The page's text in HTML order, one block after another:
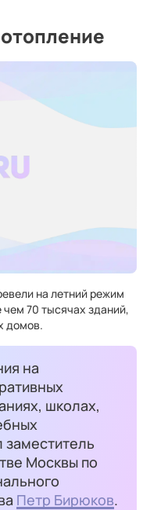
на летний режим
70 тысячах зданий,
домов.
на
школах,
Москвы по
Петр Бирюков.